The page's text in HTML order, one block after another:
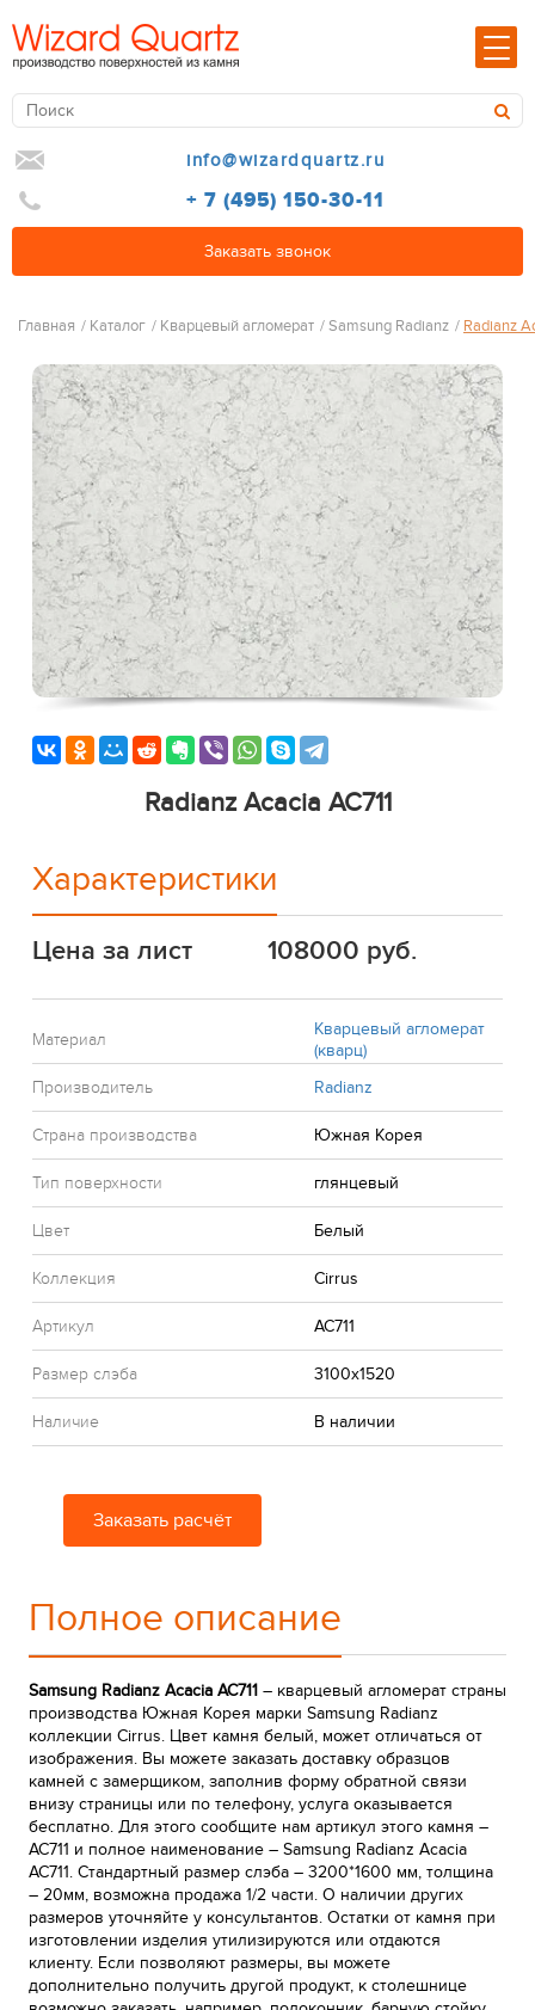
info@wizardquartz.ru
+ 7 (495) 150-30-11
Заказать звонок
Главная / Каталог / Кварцевый агломерат /Samsung Radianz / Radianz
Radianz Acacia AC711
Характеристики
Цена за лист 108000 руб.
Материал
Кварцевый агломерат
(кварц)
Производитель
Radianz
Страна производства Южная Корея
Тип поверхности глянцевый
Цвет Белый
Коллекция Cirrus
Артикул AC711
Размер слэба 3100x1520
Наличие В наличии
Заказать расчёт
Полное описание
Samsung Radianz Acacia AC711 – кварцевый агломерат страны
производства Южная Корея марки Samsung Radianz
коллекции Cirrus. Цвет камня белый, может отличаться от
изображения. Вы можете заказать доставку образцов
камней с замерщиком, заполнив форму обратной связи
внизу страницы или по телефону, услуга оказывается
бесплатно. Для этого сообщите нам артикул этого камня –
AC711 и полное наименование – Samsung Radianz Acacia
AC711. Стандартный размер слэба – 3200*1600 мм, толщина
– 20мм, возможна продажа 1/2 части. О наличии других
размеров уточняйте у консультантов. Остатки от камня при
изготовлении изделия утилизируются или отдаются
клиенту. Если позволяют размеры, вы можете
дополнительно получить другой продукт, к столешнице